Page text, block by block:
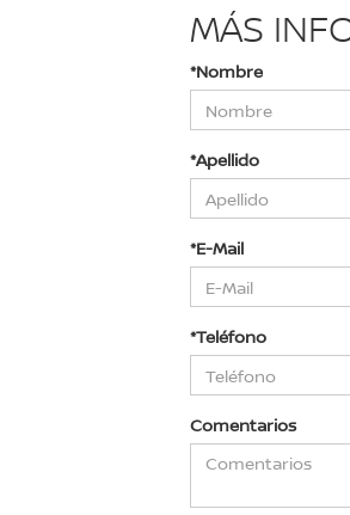
MÁS
*Nombre
*Apellido
*E-Mail
*Teléfono
Comentarios